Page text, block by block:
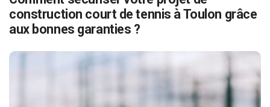
construction court de tennis à Toulon grâce
aux bonnes garanties ?